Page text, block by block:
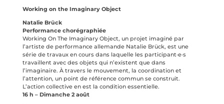
Working on the Imaginary Object
Natalie Brück
Performance chorégraphiée
Working On The Imaginary Object, un projet imaginé par
l’artiste de performance allemande Natalie Brück, est une
série de travaux en cours dans laquelle les participant·e·s
travaillent avec des objets qui n’existent que dans
l’imaginaire. À travers le mouvement, la coordination et
l’attention, un point de référence commun se construit.
L’action collective en est la condition essentielle.
16 h – Dimanche 2 août